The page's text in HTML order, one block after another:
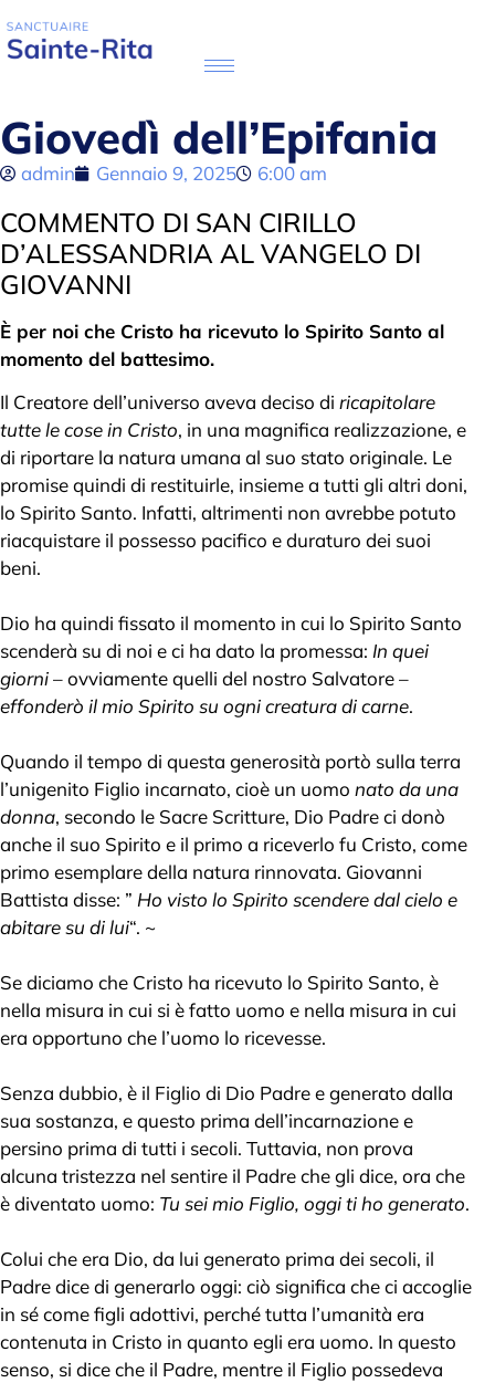
Giovedì dell’Epifania
admin Gennaio 9, 2025 6:00 am
COMMENTO DI SAN CIRILLO
D’ALESSANDRIA AL VANGELO DI
GIOVANNI
È per noi che Cristo ha ricevuto lo Spirito Santo al
momento del battesimo.
Il Creatore dell’universo aveva deciso di ricapitolare
tutte le cose in Cristo, in una magnifica realizzazione, e
di riportare la natura umana al suo stato originale. Le
promise quindi di restituirle, insieme a tutti gli altri doni,
lo Spirito Santo. Infatti, altrimenti non avrebbe potuto
riacquistare il possesso pacifico e duraturo dei suoi
beni.
Dio ha quindi fissato il momento in cui lo Spirito Santo
scenderà su di noi e ci ha dato la promessa: In quei
giorni– ovviamente quelli del nostro Salvatore –
effonderò il mio Spirito su ogni creatura di carne.
Quando il tempo di questa generosità portò sulla terra
l’unigenito Figlio incarnato, cioè un uomo nato da una
donna, secondo le Sacre Scritture, Dio Padre ci donò
anche il suo Spirito e il primo a riceverlo fu Cristo, come
primo esemplare della natura rinnovata. Giovanni
Battista disse: ” Ho visto lo Spirito scendere dal cielo e
abitare su di lui“. ~
Se diciamo che Cristo ha ricevuto lo Spirito Santo, è
nella misura in cui si è fatto uomo e nella misura in cui
era opportuno che l’uomo lo ricevesse.
Senza dubbio, è il Figlio di Dio Padre e generato dalla
sua sostanza, e questo prima dell’incarnazione e
persino prima di tutti i secoli. Tuttavia, non prova
alcuna tristezza nel sentire il Padre che gli dice, ora che
è diventato uomo: Tu sei mio Figlio, oggi ti ho generato.
Colui che era Dio, da lui generato prima dei secoli, il
Padre dice di generarlo oggi: ciò significa che ci accoglie
in sé come figli adottivi, perché tutta l’umanità era
contenuta in Cristo in quanto egli era uomo. In questo
senso, si dice che il Padre, mentre il Figlio possedeva